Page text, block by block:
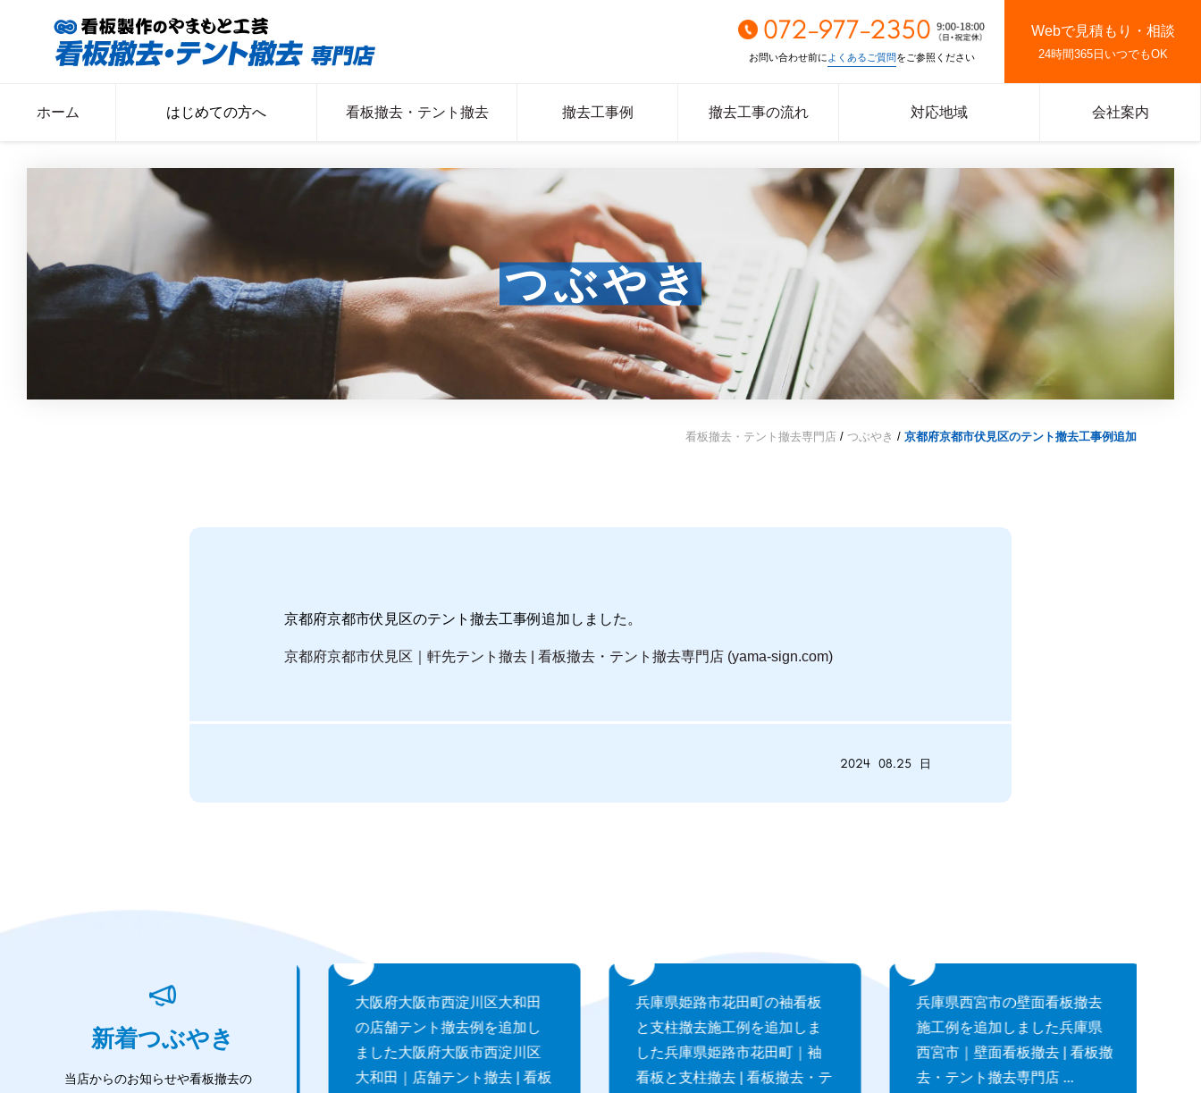
072-977-2350
お問い合わせ前に よくあるご質問をご参照ください
Webで見積もり・相談
24時間365日いつでもOK
ホーム はじめての方へ 看板撤去・テント撤去 撤去工事例 撤去工事の流れ 対応地域 会社案内
つぶやき
看板撤去・テント撤去専門店 / つぶやき / 京都府京都市伏見区のテント撤去工事例追加
京都府京都市伏見区のテント撤去工事例追加しました。
京都府京都市伏見区｜軒先テント撤去 | 看板撤去・テント撤去専門店 (yama-sign.com)
2024 08.25 日
新着つぶやき
当店からのお知らせや看板撤去の
大阪府箕面市小野原西のガラ
ス面のインクジェットシート
剥がし施工事例を追加しまし
た大阪府箕面市小野原西｜ガ
大阪府大阪市西淀川区大和田
の店舗テント撤去例を追加し
ました大阪府大阪市西淀川区
大和田｜店舗テント撤去 | 看板
兵庫県姫路市花田町の袖看板
と支柱撤去施工例を追加しま
した兵庫県姫路市花田町｜袖
看板と支柱撤去 | 看板撤去・テ
兵庫県西宮市の壁面看板撤去
施工例を追加しました兵庫県
西宮市｜壁面看板撤去 | 看板撤
去・テント撤去専門店 ...